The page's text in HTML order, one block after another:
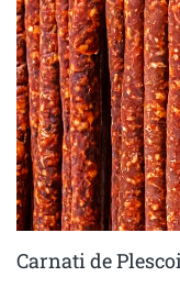
Carnati de